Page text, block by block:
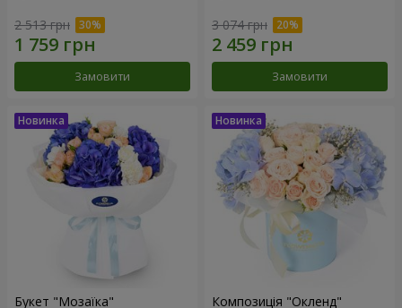
2 513 грн
Замовити
3 074 грн
Замовити
Букет "Мозаїка" Композиція "Окленд"